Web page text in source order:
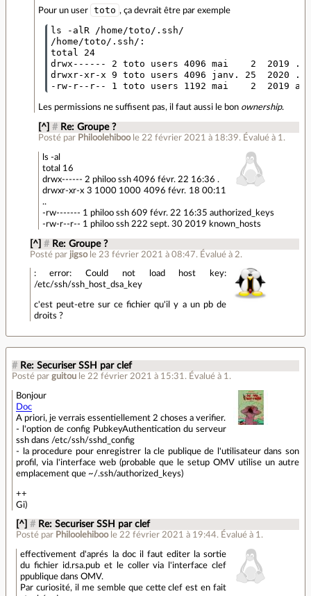
Pour un user toto , ça devrait être par exemple
ls -alR /home/toto/.ssh/
/home/toto/.ssh/:
total 24
drwx------ 2 toto users 4096 mai    2  2019 .
drwxr-xr-x 9 toto users 4096 janv. 25  2020 ..
Les permissions ne suffisent pas, il faut aussi le bon ownership.
[^] # Re: Groupe ?
Posté par Philoolehiboo le 22 février 2021 à 18:39. Évalué à 1 .
ls -al
total 16
drwx------ 2 philoo ssh 4096 févr. 22 16:36 .
drwxr-xr-x 3 1000 1000 4096 févr. 18 00:11
..
-rw------- 1 philoo ssh 609 févr. 22 16:35 authorized_keys
-rw-r--r-- 1 philoo ssh 222 sept. 30 2019 known_hosts
[^] # Re: Groupe ?
Posté par jigso le 23 février 2021 à 08:47. Évalué à 2.
: error: Could not load host key:
/etc/ssh/ssh_host_dsa_key
c'est peut-etre sur ce fichier qu'il y a un pb de
droits ?
# Re: Securiser SSH par clef
Posté par guitou le 22 février 2021 à 15:31 . Évalué à 1 .
Bonjour
Doc
A priori, je verrais essentiellement 2 choses a verifier.
- l'option de config PubkeyAuthentication du serveur
ssh dans /etc/ssh/sshd_config
- la procedure pour enregistrer la cle publique de l'utilisateur dans son
profil, via l'interface web (probable que le setup OMV utilise un autre
emplacement que ~/.ssh/authorized_keys)
++
Gi)
[^] # Re: Securiser SSH par clef
Posté par Philoolehiboo le 22 février 2021 à 19:44. Évalué à 1 .
effectivement d'aprés la doc il faut editer la sortie
du fichier id.rsa.pub et le coller via l'interface clef
ppublique dans OMV.
Par curiosité, il me semble que cette clef est en fait